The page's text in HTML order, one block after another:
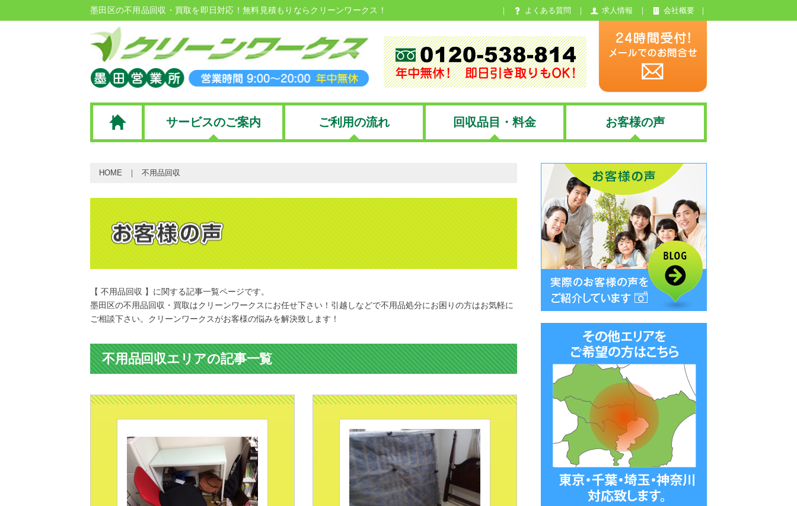
墨田区の不用品回収・買取を即日対応！無料見積もりならクリーンワークス！ よくある質問 求人情報 会社概要
サービスのご案内 ご利用の流れ 回収品目・料金 お客様の声
HOME 不用品回収
【 不用品回収 】に関する記事一覧ページです。
墨田区の不用品回収・買取はクリーンワークスにお任せ下さい！引越しなどで不用品処分にお困りの方はお気軽に
ご相談下さい。クリーンワークスがお客様の悩みを解決致します！
不用品回収エリアの記事一覧